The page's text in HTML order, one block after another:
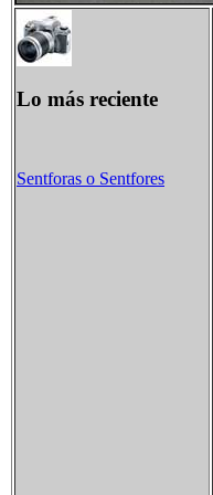
Lo más reciente
Sentforas o Sentfores